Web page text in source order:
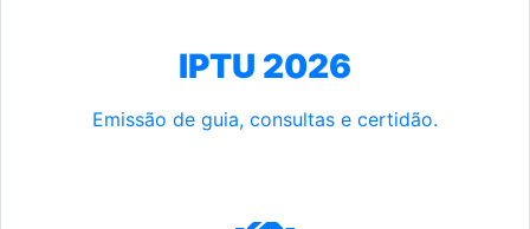
IPTU 2026
Emissão de guia, consultas e certidão.